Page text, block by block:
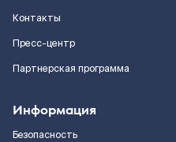
Контакты
Пресс-центр
Партнерская программа
Информация
Безопасность